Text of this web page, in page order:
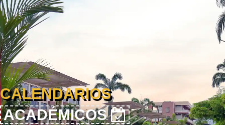
CALENDARIOS
ACADÉMICOS